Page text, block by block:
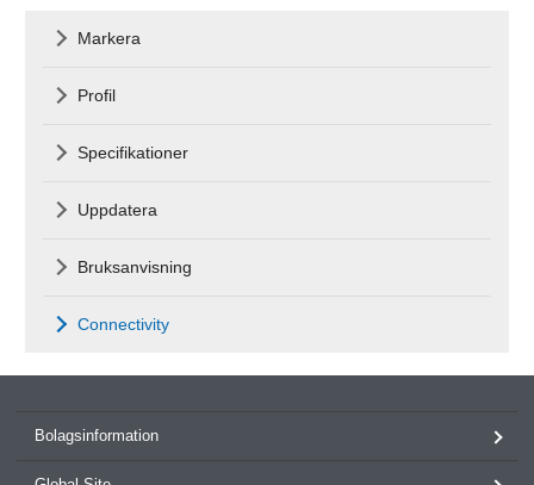
Markera
Profil
Specifikationer
Uppdatera
Bruksanvisning
Connectivity
Bolagsinformation